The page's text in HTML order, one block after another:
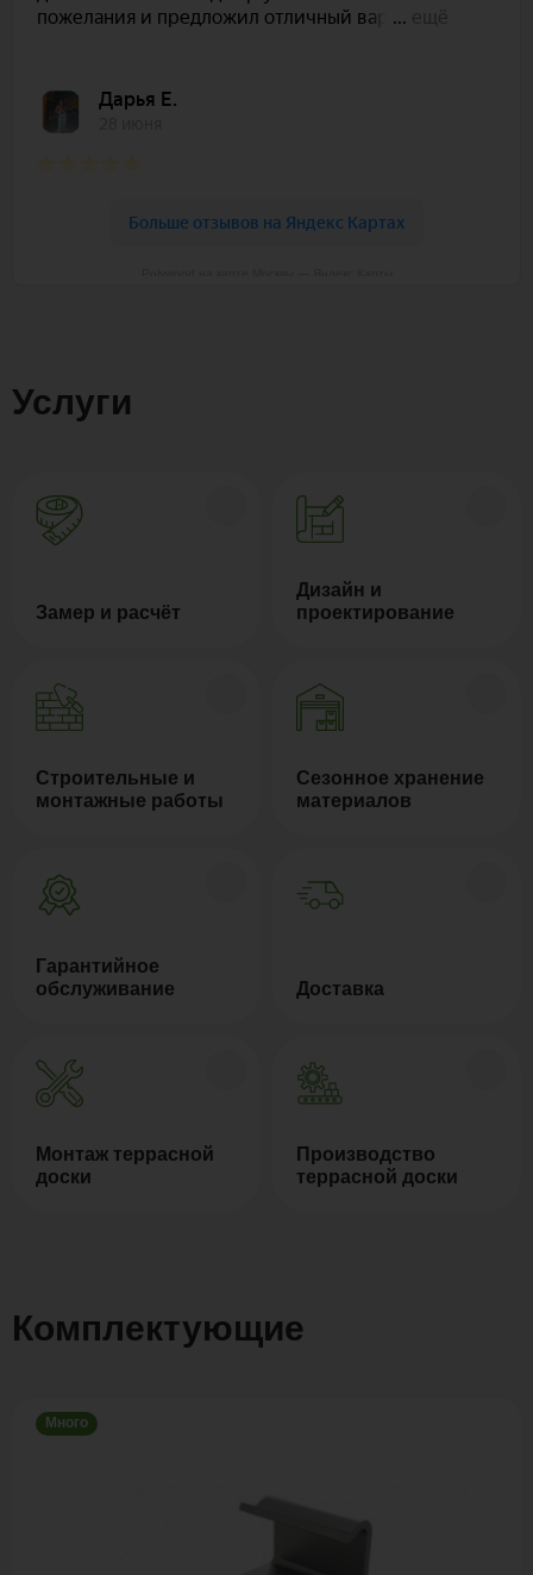
Услуги
Замер и расчёт
Дизайн и
проектирование
Строительные и
монтажные работы
Сезонное хранение
материалов
Гарантийное
обслуживание
Доставка
Монтаж террасной
доски
Производство
террасной доски
Комплектующие
Много